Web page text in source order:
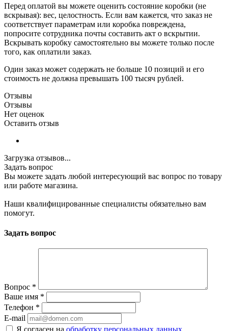
Перед оплатой вы можете оценить состояние коробки (не
вскрывая): вес, целостность. Если вам кажется, что заказ не
соответствует параметрам или коробка повреждена,
попросите сотрудника почты составить акт о вскрытии.
Вскрывать коробку самостоятельно вы можете только после
того, как оплатили заказ.
Один заказ может содержать не больше 10 позиций и его
стоимость не должна превышать 100 тысяч рублей.
Отзывы
Отзывы
Нет оценок
Оставить отзыв
Загрузка отзывов...
Задать вопрос
Вы можете задать любой интересующий вас вопрос по товару
или работе магазина.
Наши квалифицированные специалисты обязательно вам
помогут.
Задать вопрос
Вопрос *
Ваше имя *
Телефон *
E-mail